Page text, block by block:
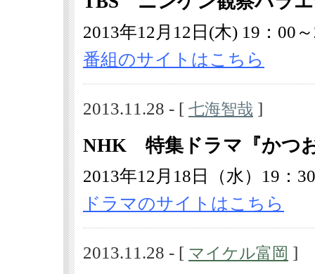
2013年12月12日(木) 19：00
番組のサイトはこちら
2013.11.28 - [ 七海智哉 ]
NHK 特集ドラマ『かつ
2013年12月18日（水）19：
ドラマのサイトはこちら
2013.11.28 - [ マイケル富岡 ]